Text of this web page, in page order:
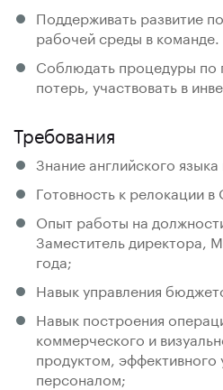
Поддерживать развитие
рабочей среды в команде.
Соблюдать процедуры
потерь, участвовать в
Требования
Знание английского
Готовность к релокации
Опыт работы на
Заместитель директора,
года;
Навык управления
Навык построения
коммерческого и
продуктом, эффективного
персоналом;